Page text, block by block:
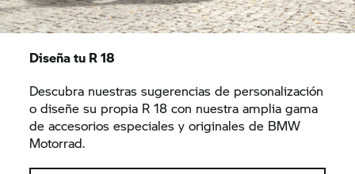
Diseña tu R 18
Descubra nuestras sugerencias de personalización
o diseñe su propia R 18 con nuestra amplia gama
de accesorios especiales y originales de BMW
Motorrad.